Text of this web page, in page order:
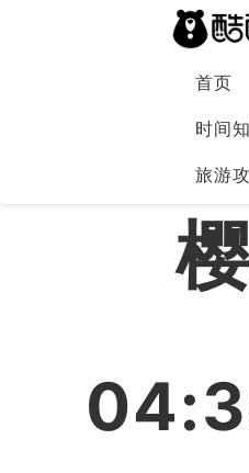
首页
时间
旅游